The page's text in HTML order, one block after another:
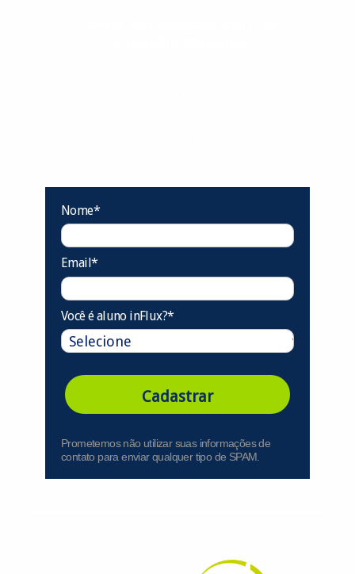
Nome*
Email*
Você é aluno inFlux?*
Cadastrar
Prometemos não utilizar suas informações de
contato para enviar qualquer tipo de SPAM.